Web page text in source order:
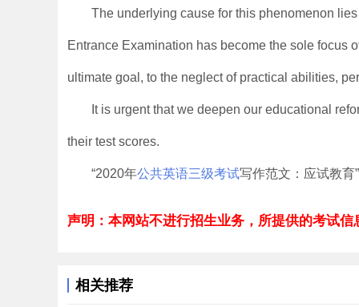
The underlying cause for this phenomenon
Entrance Examination has become the sole focus
ultimate goal, to the neglect of practical abilities,
It is urgent that we deepen our educational
their test scores.
“2020年公共英语三级考试写作范文：应试教育
声明：本网站不进行招生业务，所提供的考试
相关推荐